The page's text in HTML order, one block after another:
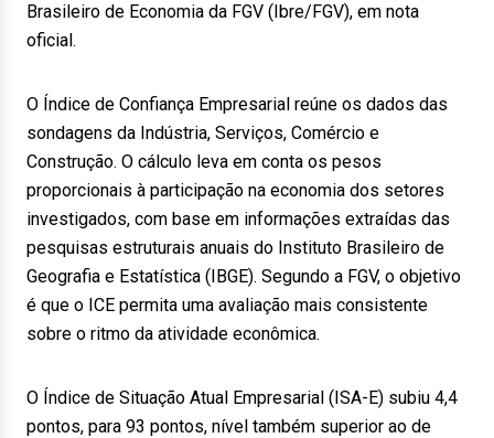
Brasileiro de Economia da FGV (Ibre/FGV), em nota
oficial.
O Índice de Confiança Empresarial reúne os dados das
sondagens da Indústria, Serviços, Comércio e
Construção. O cálculo leva em conta os pesos
proporcionais à participação na economia dos setores
investigados, com base em informações extraídas das
pesquisas estruturais anuais do Instituto Brasileiro de
Geografia e Estatística (IBGE). Segundo a FGV, o objetivo
é que o ICE permita uma avaliação mais consistente
sobre o ritmo da atividade econômica.
O Índice de Situação Atual Empresarial (ISA-E) subiu 4,4
pontos, para 93 pontos, nível também superior ao de